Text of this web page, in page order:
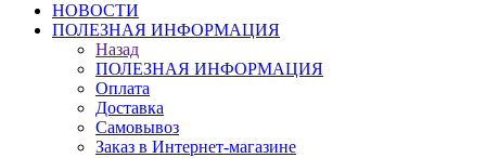
НОВОСТИ
ПОЛЕЗНАЯ ИНФОРМАЦИЯ
Назад
ПОЛЕЗНАЯ ИНФОРМАЦИЯ
Оплата
Доставка
Самовывоз
Заказ в Интернет-магазине